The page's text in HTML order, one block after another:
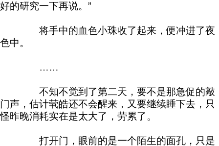
好的研究一下再说。”
将手中的血色小珠收了起来，便冲进了夜
色中。
……
不知不觉到了第二天，要不是那急促的敲
门声，估计茕皓还不会醒来，又要继续睡下去，只
怪昨晚消耗实在是太大了，劳累了。
打开门，眼前的是一个陌生的面孔，只是